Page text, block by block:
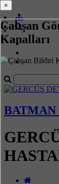
Çalışan
Kanalları
×